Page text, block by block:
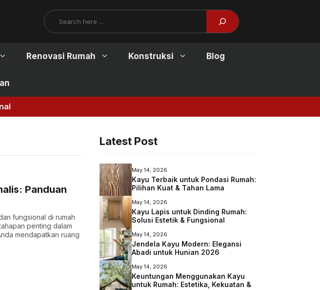
Search Facebook
Renovasi Rumah Konstruksi Blog
Panduan
fungsional di rumah
penting dalam
mendapatkan ruang
Latest Post
May 14, 2026
Kayu Terbaik untuk Pondasi Rumah:
Pilihan Kuat & Tahan Lama
May 14, 2026
Kayu Lapis untuk Dinding Rumah:
Solusi Estetik & Fungsional
May 14, 2026
Jendela Kayu Modern: Elegansi
Abadi untuk Hunian 2026
May 14, 2026
Keuntungan Menggunakan Kayu
untuk Rumah: Estetika, Kekuatan &